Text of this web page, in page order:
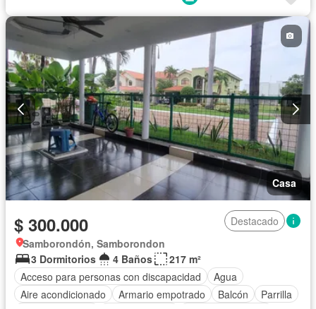
Casa
$ 300.000
Destacado
Samborondón, Samborondon
3 Dormitorios
4 Baños
217 m²
Acceso para personas con discapacidad
Agua
Aire acondicionado
Armario empotrado Balcón
Parrilla